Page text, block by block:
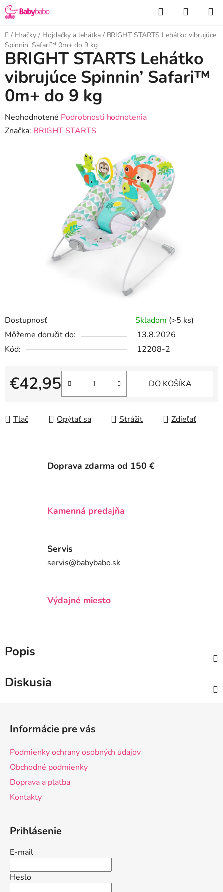
Prejsť
na
obsah
Hľadať
KOŠÍK
Domov
/ Hračky / Hojdačky a lehátka / BRIGHT STARTS Lehátko vibrujúce
Spinnin’ Safari™ 0m+ do 9 kg
Dostupnosť Skladom (>5 ks)
Môžeme doručiť do:
13.8.2026
Kód:
12208-2
€42,95
Jednotková cena:
DO KOŠÍKA
Tlač Opýtať sa Strážiť Zdieľať
BRIGHT STARTS Lehátko
vibrujúce Spinnin’ Safari™
0m+ do 9 kg
Priemerné
hodnotenie
Neohodnotené Podrobnosti hodnotenia
Značka: BRIGHT STARTS
Doprava zdarma od 150 €
Kamenná predajňa
Servis
servis@babybabo.sk
Výdajné miesto
Popis
Diskusia
Informácie pre vás
Podmienky ochrany osobných údajov
Obchodné podmienky
Doprava a platba
Kontakty
Prihlásenie
E-mail
Heslo